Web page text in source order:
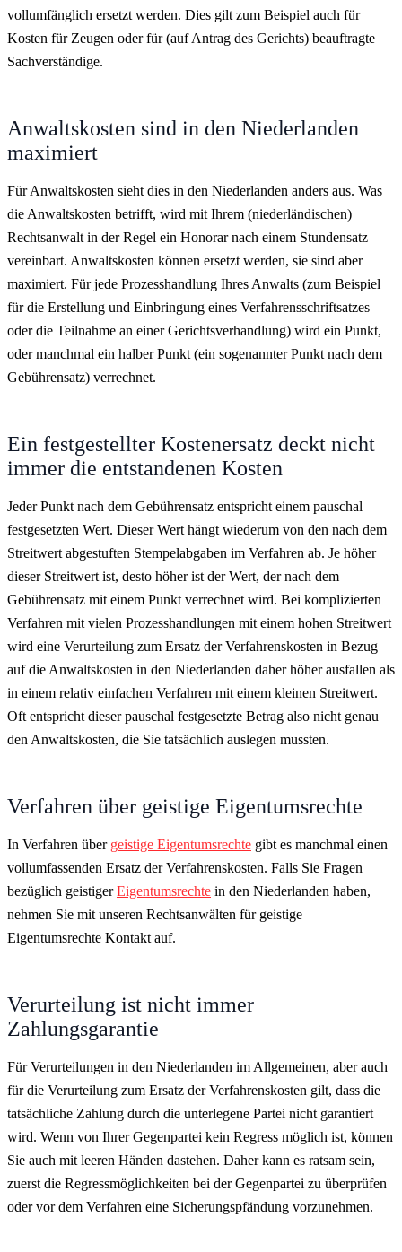
vollumfänglich ersetzt werden. Dies gilt zum Beispiel auch für
Kosten für Zeugen oder für (auf Antrag des Gerichts) beauftragte
Sachverständige.
Anwaltskosten sind in den Niederlanden
maximiert
Für Anwaltskosten sieht dies in den Niederlanden anders aus. Was
die Anwaltskosten betrifft, wird mit Ihrem (niederländischen)
Rechtsanwalt in der Regel ein Honorar nach einem Stundensatz
vereinbart. Anwaltskosten können ersetzt werden, sie sind aber
maximiert. Für jede Prozesshandlung Ihres Anwalts (zum Beispiel
für die Erstellung und Einbringung eines Verfahrensschriftsatzes
oder die Teilnahme an einer Gerichtsverhandlung) wird ein Punkt,
oder manchmal ein halber Punkt (ein sogenannter Punkt nach dem
Gebührensatz) verrechnet.
Ein festgestellter Kostenersatz deckt nicht
immer die entstandenen Kosten
Jeder Punkt nach dem Gebührensatz entspricht einem pauschal
festgesetzten Wert. Dieser Wert hängt wiederum von den nach dem
Streitwert abgestuften Stempelabgaben im Verfahren ab. Je höher
dieser Streitwert ist, desto höher ist der Wert, der nach dem
Gebührensatz mit einem Punkt verrechnet wird. Bei komplizierten
Verfahren mit vielen Prozesshandlungen mit einem hohen Streitwert
wird eine Verurteilung zum Ersatz der Verfahrenskosten in Bezug
auf die Anwaltskosten in den Niederlanden daher höher ausfallen als
in einem relativ einfachen Verfahren mit einem kleinen Streitwert.
Oft entspricht dieser pauschal festgesetzte Betrag also nicht genau
den Anwaltskosten, die Sie tatsächlich auslegen mussten.
Verfahren über geistige Eigentumsrechte
In Verfahren über geistige Eigentumsrechte gibt es manchmal einen
vollumfassenden Ersatz der Verfahrenskosten. Falls Sie Fragen
bezüglich geistigerEigentumsrechte in den Niederlanden haben,
nehmen Sie mit unseren Rechtsanwälten für geistige
Eigentumsrechte Kontakt auf.
Verurteilung ist nicht immer
Zahlungsgarantie
Für Verurteilungen in den Niederlanden im Allgemeinen, aber auch
für die Verurteilung zum Ersatz der Verfahrenskosten gilt, dass die
tatsächliche Zahlung durch die unterlegene Partei nicht garantiert
wird. Wenn von Ihrer Gegenpartei kein Regress möglich ist, können
Sie auch mit leeren Händen dastehen. Daher kann es ratsam sein,
zuerst die Regressmöglichkeiten bei der Gegenpartei zu überprüfen
oder vor dem Verfahren eine Sicherungspfändung vorzunehmen.